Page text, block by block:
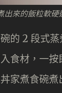
出來的飯粒軟
的 2 段式
食材，一
家煮食碗